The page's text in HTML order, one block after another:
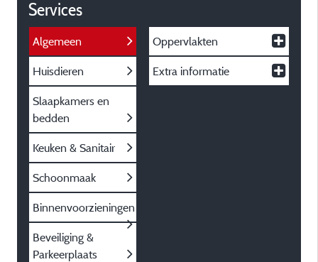
Services
Algemeen
Huisdieren
Slaapkamers en
bedden
Keuken & Sanitair
Schoonmaak
Binnenvoorzieningen
Beveiliging &
Parkeerplaats
Oppervlakten
Extra informatie